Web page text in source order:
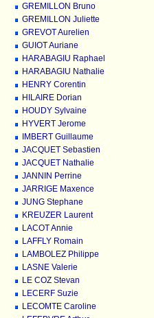
GREMILLON Bruno
GREMILLON Juliette
GREVOT Aurelien
GUIOT Auriane
HARABAGIU Raphael
HARABAGIU Nathalie
HENRY Corentin
HILAIRE Dorian
HOUDY Sylvaine
HYVERT Jerome
IMBERT Guillaume
JACQUET Sebastien
JACQUET Nathalie
JANNIN Perrine
JARRIGE Maxence
JUNG Stephane
KREUZER Laurent
LACOT Annie
LAFFLY Romain
LAMBOLEZ Philippe
LASNE Valerie
LE COZ Stevan
LECERF Suzie
LECOMTE Caroline